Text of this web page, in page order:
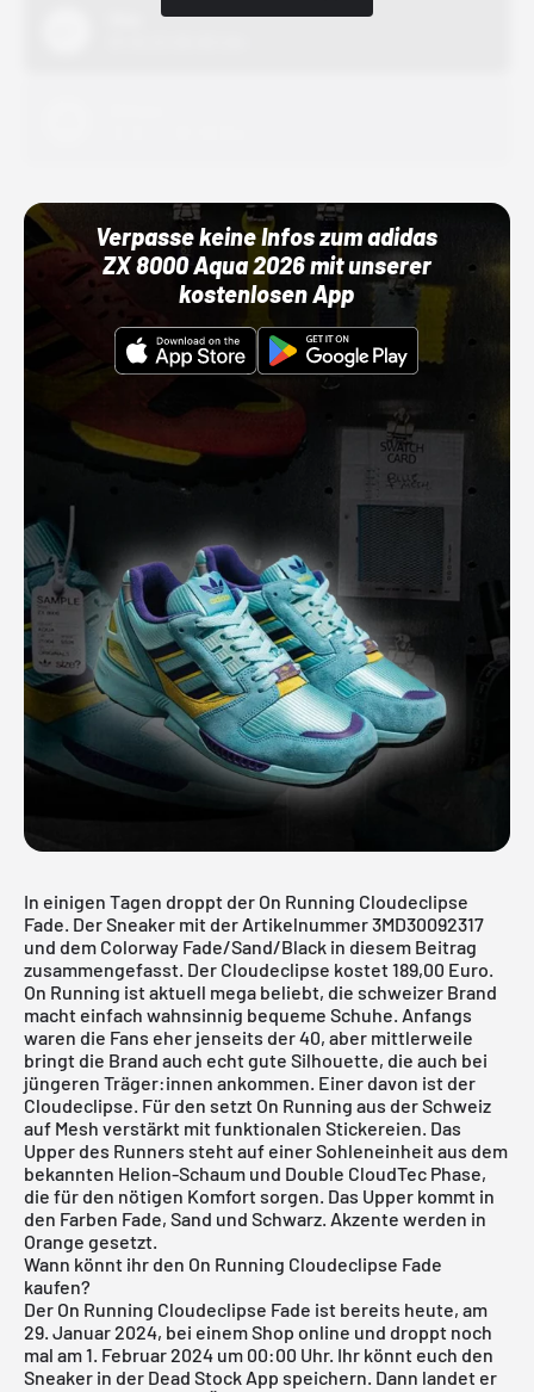
Verpasse keine Infos zum adidas
ZX 8000 Aqua 2026 mit unserer
kostenlosen App
In einigen Tagen droppt der On Running Cloudeclipse
Fade. Der Sneaker mit der Artikelnummer 3MD30092317
und dem Colorway Fade/Sand/Black in diesem Beitrag
zusammengefasst. Der Cloudeclipse kostet 189,00 Euro.
On Running ist aktuell mega beliebt, die schweizer Brand
macht einfach wahnsinnig bequeme Schuhe. Anfangs
waren die Fans eher jenseits der 40, aber mittlerweile
bringt die Brand auch echt gute Silhouette, die auch bei
jüngeren Träger:innen ankommen. Einer davon ist der
Cloudeclipse. Für den setzt On Running aus der Schweiz
auf Mesh verstärkt mit funktionalen Stickereien. Das
Upper des Runners steht auf einer Sohleneinheit aus dem
bekannten Helion-Schaum und Double CloudTec Phase,
die für den nötigen Komfort sorgen. Das Upper kommt in
den Farben Fade, Sand und Schwarz. Akzente werden in
Orange gesetzt.
Wann könnt ihr den On Running Cloudeclipse Fade
kaufen?
Der On Running Cloudeclipse Fade ist bereits heute, am
29. Januar 2024, bei einem Shop online und droppt noch
mal am 1. Februar 2024 um 00:00 Uhr. Ihr könnt euch den
Sneaker in der Dead Stock App speichern. Dann landet er